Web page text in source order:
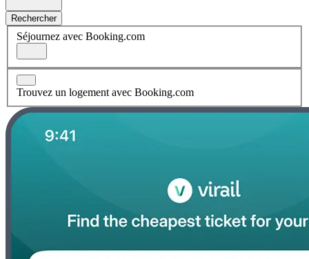
Rechercher
Séjournez avec Booking.com
Trouvez un logement avec Booking.com